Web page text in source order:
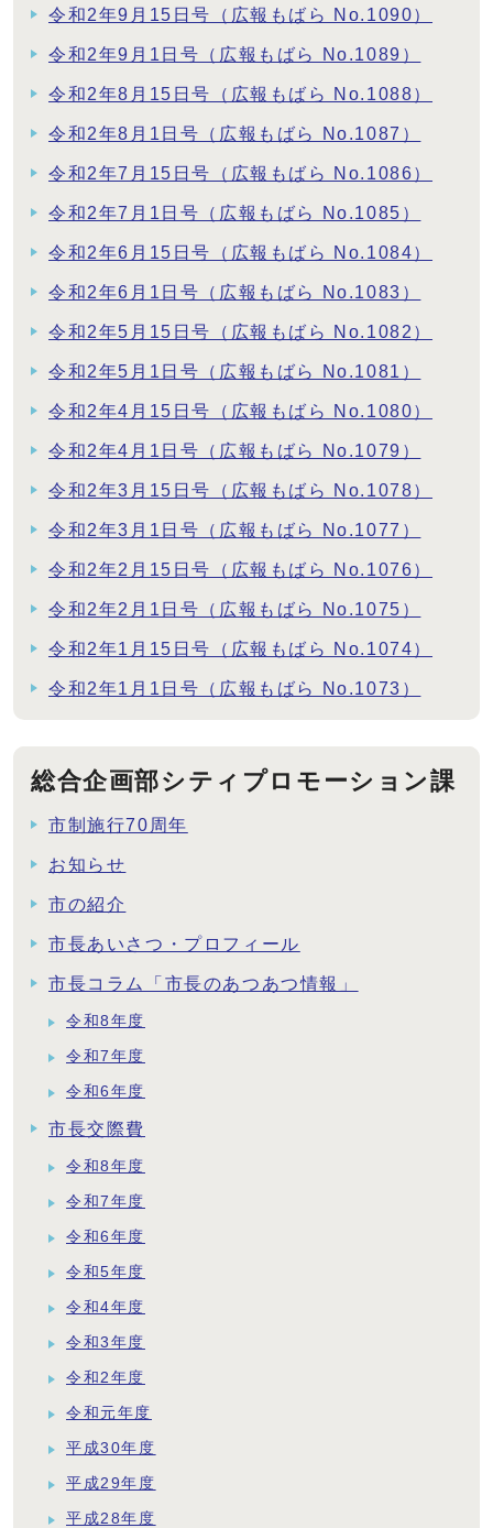
令和2年9月15日号（広報もばら No.1090）
令和2年9月1日号（広報もばら No.1089）
令和2年8月15日号（広報もばら No.1088）
令和2年8月1日号（広報もばら No.1087）
令和2年7月15日号（広報もばら No.1086）
令和2年7月1日号（広報もばら No.1085）
令和2年6月15日号（広報もばら No.1084）
令和2年6月1日号（広報もばら No.1083）
令和2年5月15日号（広報もばら No.1082）
令和2年5月1日号（広報もばら No.1081）
令和2年4月15日号（広報もばら No.1080）
令和2年4月1日号（広報もばら No.1079）
令和2年3月15日号（広報もばら No.1078）
令和2年3月1日号（広報もばら No.1077）
令和2年2月15日号（広報もばら No.1076）
令和2年2月1日号（広報もばら No.1075）
令和2年1月15日号（広報もばら No.1074）
令和2年1月1日号（広報もばら No.1073）
総合企画部シティプロモーション課
市制施行70周年
お知らせ
市の紹介
市長あいさつ・プロフィール
市長コラム「市長のあつあつ情報」
令和8年度
令和7年度
令和6年度
市長交際費
令和8年度
令和7年度
令和6年度
令和5年度
令和4年度
令和3年度
令和2年度
令和元年度
平成30年度
平成29年度
平成28年度